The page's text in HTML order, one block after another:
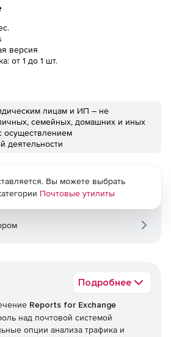
версия
от 1 до 1 шт.
лицам и ИП – не
семейных, домашних и иных
осуществлением
деятельности
Подробнее
Reports for Exchange
над почтовой системой
опции анализа трафика и
Вы можете выбрать
Почтовые утилиты